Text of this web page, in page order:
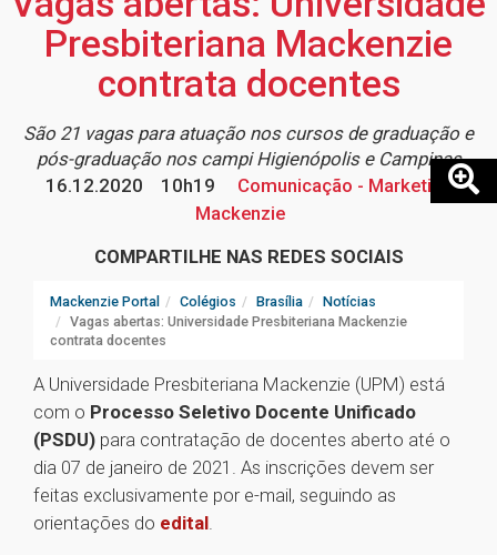
Presbiteriana Mackenzie
contrata docentes
São 21 vagas para atuação nos cursos de graduação e
pós-graduação nos campi Higienópolis e Campinas
16.12.2020
10h19
Comunicação - Marketing
Mackenzie
COMPARTILHE NAS REDES SOCIAIS
Mackenzie Portal Colégios Brasília
Notícias
Vagas abertas: Universidade Presbiteriana Mackenzie
contrata docentes
A Universidade Presbiteriana Mackenzie (UPM) está
com o Processo Seletivo Docente Unificado
(PSDU) para contratação de docentes aberto até o
dia 07 de janeiro de 2021. As inscrições devem ser
feitas exclusivamente por e-mail, seguindo as
orientações do edital.